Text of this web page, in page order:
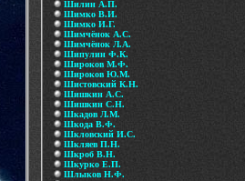
Шилин А.П.
Шимко В.И.
Шимко И.Г.
Шимчёнок А.С.
Шимчёнок Л.А.
Шипулин Ф.К.
Широков М.Ф.
Широков Ю.М.
Шистовский К.Н.
Шишкин А.С.
Шишкин С.Н.
Шкадов Л.М.
Шкода В.Ф.
Шкловский И.С.
Шкляев П.Н.
Шкроб В.Н.
Шкурко Е.П.
Шлыков Н.Ф.